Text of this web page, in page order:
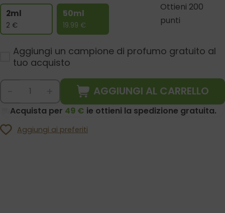
2ml
2 €
50ml
19.99 €
Ottieni 200
punti
Aggiungi un campione di profumo gratuito al
tuo acquisto
AGGIUNGI AL CARRELLO
Acquista per 49 € ie ottieni la spedizione gratuita.
Aggiungi ai preferiti